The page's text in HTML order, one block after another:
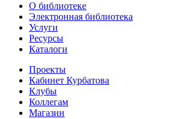
О библиотеке
Электронная библиотека
Услуги
Ресурсы
Каталоги
Проекты
Кабинет Курбатова
Клубы
Коллегам
Магазин